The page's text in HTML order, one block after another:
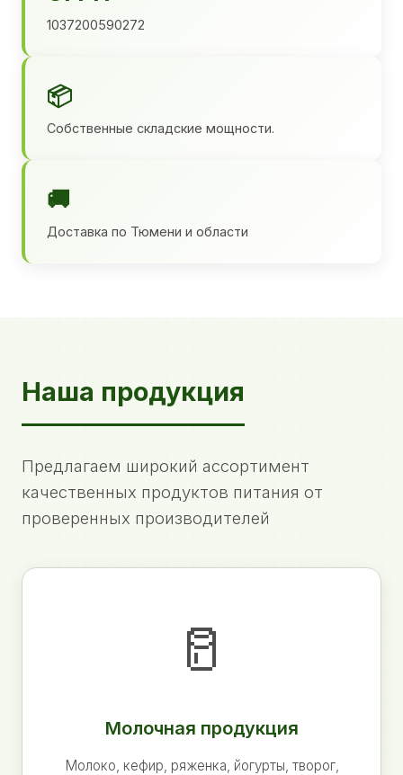
1037200590272
📦
Собственные складские мощности.
🚚
Доставка по Тюмени и области
Наша продукция
Предлагаем широкий ассортимент
качественных продуктов питания от
проверенных производителей
🥛
Молочная продукция
Молоко, кефир, ряженка, йогурты, творог,